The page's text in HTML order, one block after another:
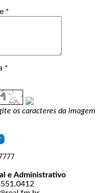
*
*
os caracteres da imagem
e Administrativo